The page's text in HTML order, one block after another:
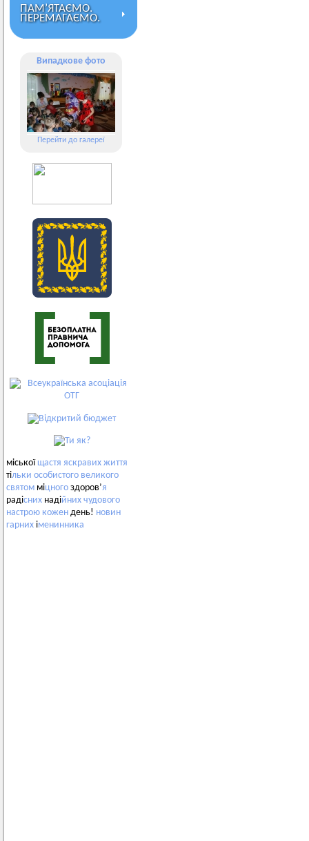
ПАМ’ЯТАЄМО.
ПЕРЕМАГАЄМО.
Випадкове фото
Перейти до галереї
міської щастя яскравих життя
тільки особистого великого
святом міцного здоров’я
радісних надійних чудового
настрою кожен день! новин
гарних іменинника